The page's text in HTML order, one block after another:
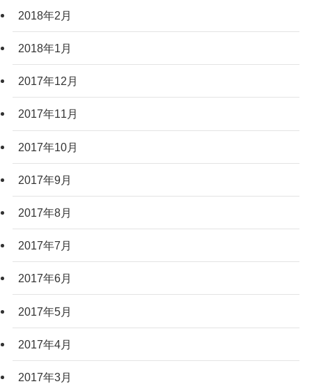
2018年2月
2018年1月
2017年12月
2017年11月
2017年10月
2017年9月
2017年8月
2017年7月
2017年6月
2017年5月
2017年4月
2017年3月